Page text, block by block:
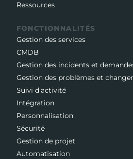
Ressources
FONCTIONNALITÉS
Gestion des services
CMDB
Gestion des incidents et
Gestion des problèmes et
Suivi d’activité
Intégration
Personnalisation
Sécurité
Gestion de projet
Automatisation